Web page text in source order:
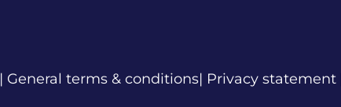
| General terms & conditions| Privacy statement